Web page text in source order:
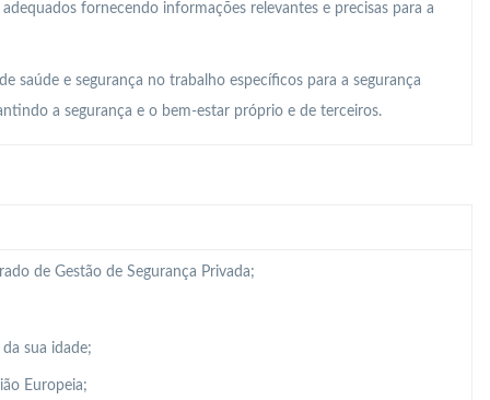
fornecendo informações relevantes e precisas para a
saúde e segurança no trabalho específicos para a segurança
a segurança e o bem-estar próprio e de terceiros.
de Gestão de Segurança Privada;
sua idade;
Europeia;